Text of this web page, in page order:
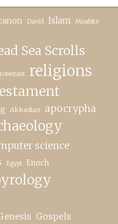
David Islam Moabite
Sea Scrolls
religions
Akkadian apocrypha
science
Egypt Enoch
Gospels